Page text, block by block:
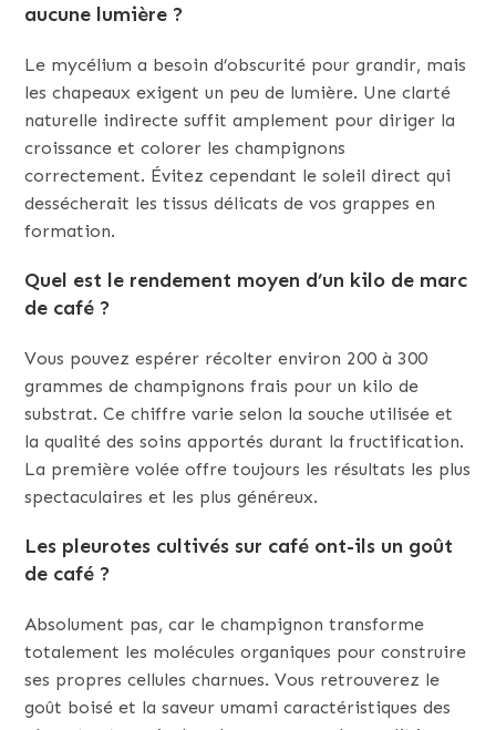
aucune lumière ?
Le mycélium a besoin d’obscurité pour grandir, mais
les chapeaux exigent un peu de lumière. Une clarté
naturelle indirecte suffit amplement pour diriger la
croissance et colorer les champignons
correctement. Évitez cependant le soleil direct qui
dessécherait les tissus délicats de vos grappes en
formation.
Quel est le rendement moyen d’un kilo de marc
de café ?
Vous pouvez espérer récolter environ 200 à 300
grammes de champignons frais pour un kilo de
substrat. Ce chiffre varie selon la souche utilisée et
la qualité des soins apportés durant la fructification.
La première volée offre toujours les résultats les plus
spectaculaires et les plus généreux.
Les pleurotes cultivés sur café ont-ils un goût
de café ?
Absolument pas, car le champignon transforme
totalement les molécules organiques pour construire
ses propres cellules charnues. Vous retrouverez le
goût boisé et la saveur umami caractéristiques des